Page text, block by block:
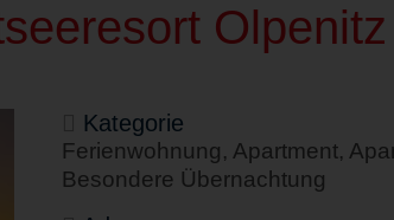
Olpenitz
Kategorie
Ferienwohnung, Apartment,
Besondere Übernachtung